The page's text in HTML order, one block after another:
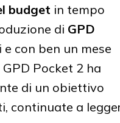
budget in tempo
di GPD
e con ben un mese
Pocket 2 ha
di un obiettivo
continuate a